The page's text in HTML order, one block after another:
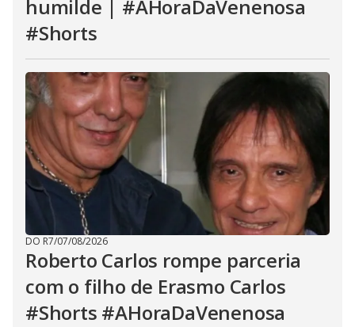
humilde | #AHoraDaVenenosa
#Shorts
DO R7/07/08/2026
Roberto Carlos rompe parceria
com o filho de Erasmo Carlos
#Shorts #AHoraDaVenenosa